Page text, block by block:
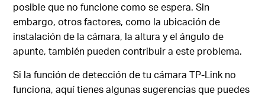
posible que no funcione como se espera. Sin
embargo, otros factores, como la ubicación de
instalación de la cámara, la altura y el ángulo de
apunte, también pueden contribuir a este problema.
Si la función de detección de tu cámara TP-Link no
funciona, aquí tienes algunas sugerencias que puedes